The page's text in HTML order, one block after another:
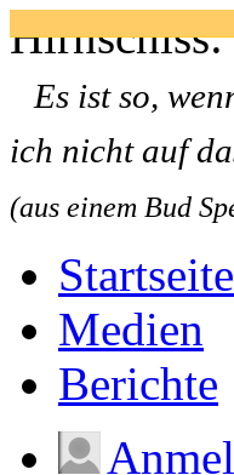
Es ist so,
ich nicht auf
(aus einem Bud
Startseite
Medien
Berichte